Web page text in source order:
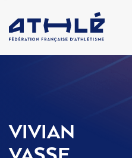
VIVIAN